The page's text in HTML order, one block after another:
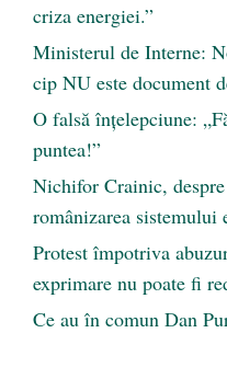
criza energiei.”
Ministerul de Interne:
cip NU este document
O falsă înțelepciune:
puntea!”
Nichifor Crainic,
românizarea
Protest împotriva
exprimare nu poate fi
Ce au în comun Dan